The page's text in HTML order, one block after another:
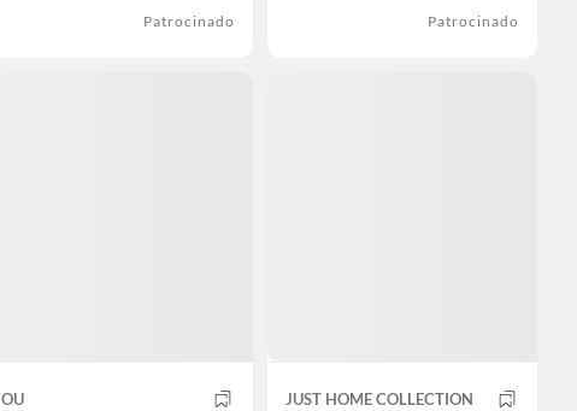
Patrocinado Patrocinado
OU JUST HOME COLLECTION